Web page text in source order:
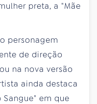
preta, a "Mãe
personagem
de direção
na nova versão
ainda destaca
em que